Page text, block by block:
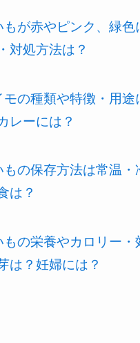
もが赤やピンク、緑色
対処方法は？
の種類や特徴・用途
レーには？
もの保存方法は常温・
は？
もの栄養やカロリー・
は？妊婦には？